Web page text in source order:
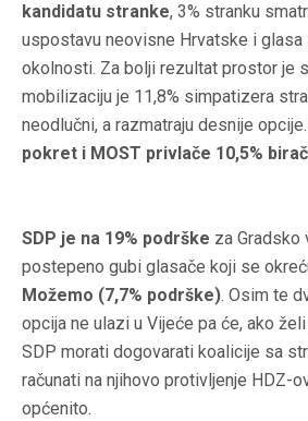
kandidatu stranke, 3% stranku
uspostavu neovisne Hrvatske i glasa
okolnosti. Za bolji rezultat prostor je
mobilizaciju je 11,8% simpatizera
neodlučni, a razmatraju desnije opcije.
pokret i MOST privlače 10,5%
SDP je na 19% podrške za Gradsko
postepeno gubi glasače koji se
Možemo (7,7% podrške). Osim te
opcija ne ulazi u Vijeće pa će, ako
SDP morati dogovarati koalicije sa
računati na njihovo protivljenje HDZ-
općenito.